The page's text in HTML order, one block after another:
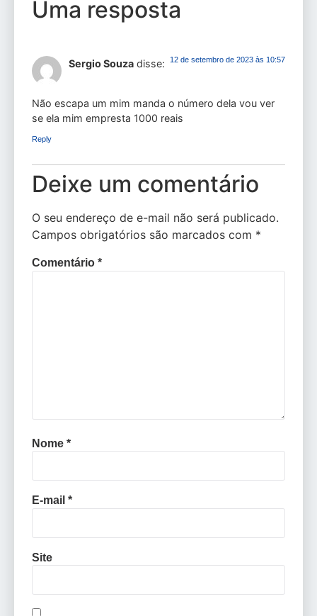
Uma resposta
Sergio Souza disse: 12 de setembro de 2023 às 10:57
Não escapa um mim manda o número dela vou ver
se ela mim empresta 1000 reais
Reply
Deixe um comentário
O seu endereço de e-mail não será publicado.
Campos obrigatórios são marcados com *
Comentário *
Nome *
E-mail *
Site